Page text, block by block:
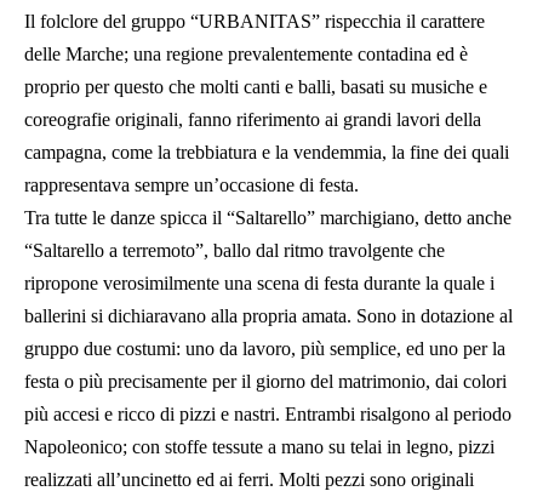
Il folclore del gruppo “URBANITAS” rispecchia il carattere
delle Marche; una regione prevalentemente contadina ed è
proprio per questo che molti canti e balli, basati su musiche e
coreografie originali, fanno riferimento ai grandi lavori della
campagna, come la trebbiatura e la vendemmia, la fine dei quali
rappresentava sempre un’occasione di festa.
Tra tutte le danze spicca il “Saltarello” marchigiano, detto anche
“Saltarello a terremoto”, ballo dal ritmo travolgente che
ripropone verosimilmente una scena di festa durante la quale i
ballerini si dichiaravano alla propria amata. Sono in dotazione al
gruppo due costumi: uno da lavoro, più semplice, ed uno per la
festa o più precisamente per il giorno del matrimonio, dai colori
più accesi e ricco di pizzi e nastri. Entrambi risalgono al periodo
Napoleonico; con stoffe tessute a mano su telai in legno, pizzi
realizzati all’uncinetto ed ai ferri. Molti pezzi sono originali